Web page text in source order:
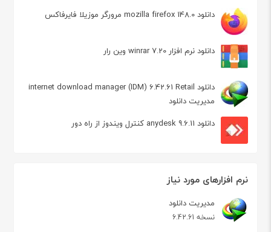
دانلود mozilla firefox 148.0 مرورگر موزیلا فایرفاکس
دانلود نرم افزار winrar 7.20 وین رار
دانلود internet download manager (IDM) 6.42.61 Retail
مدیریت دانلود
دانلود anydesk 9.6.11 کنترل ویندوز از راه دور
نرم افزارهای مورد نیاز
مدیریت دانلود
نسخه 6.42.61